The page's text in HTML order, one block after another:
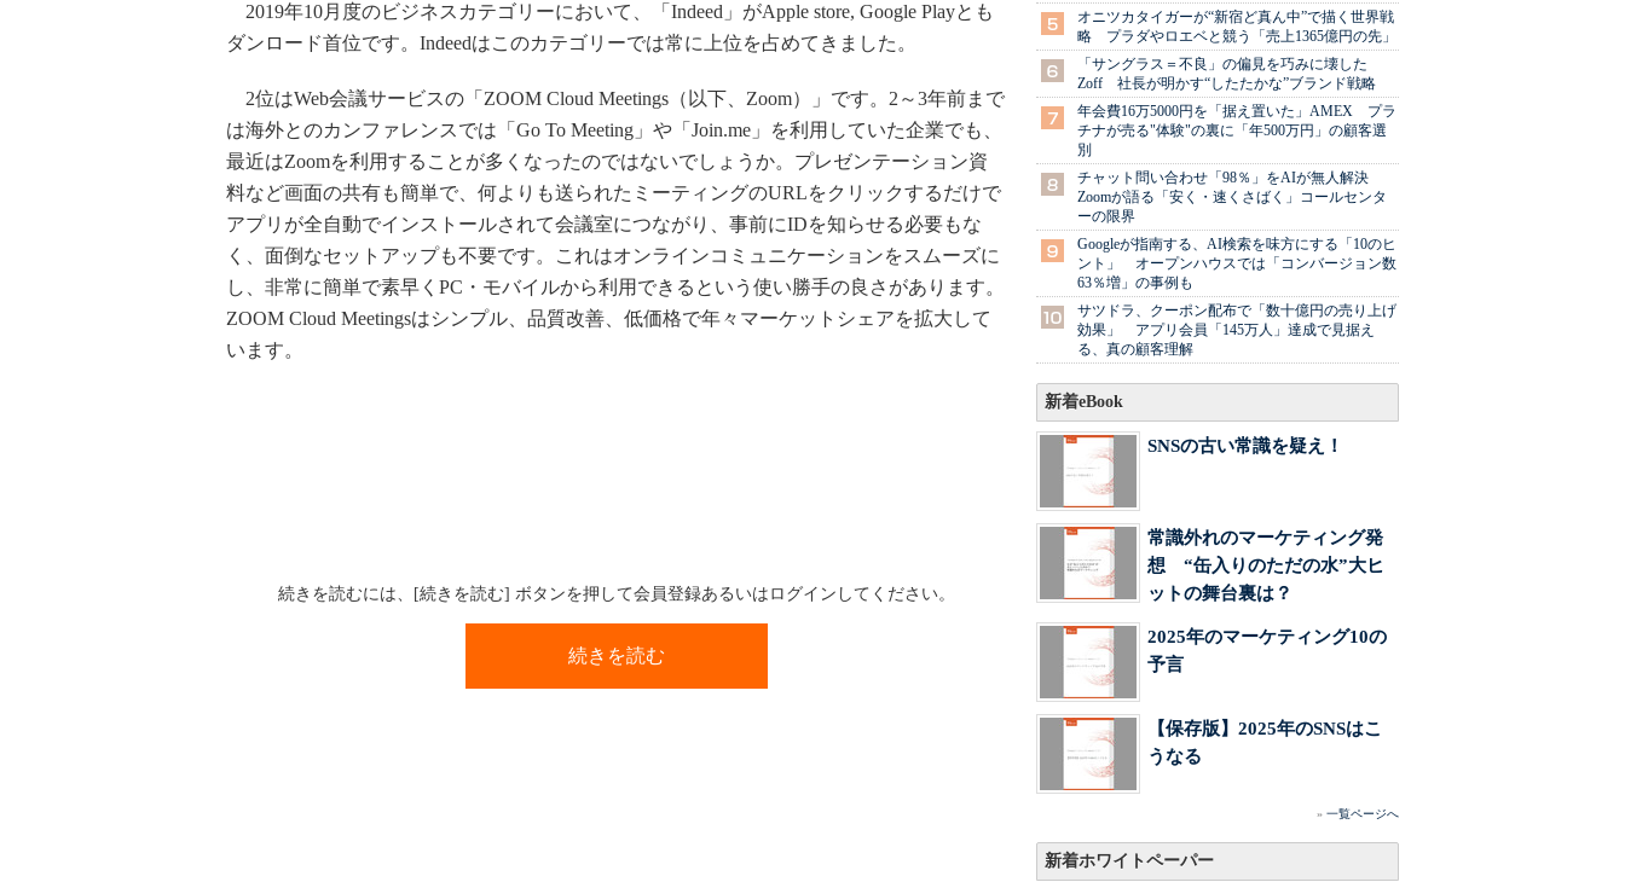
2019年10月度のビジネスカテゴリーにおいて、「Indeed」がApple store, Google Playとも
ダンロード首位です。Indeedはこのカテゴリーでは常に上位を占めてきました。
2位はWeb会議サービスの「ZOOM Cloud Meetings（以下、Zoom）」です。2～3年前まで
は海外とのカンファレンスでは「Go To Meeting」や「Join.me」を利用していた企業でも、
最近はZoomを利用することが多くなったのではないでしょうか。プレゼンテーション資
料など画面の共有も簡単で、何よりも送られたミーティングのURLをクリックするだけで
アプリが全自動でインストールされて会議室につながり、事前にIDを知らせる必要もな
く、面倒なセットアップも不要です。これはオンラインコミュニケーションをスムーズに
し、非常に簡単で素早くPC・モバイルから利用できるという使い勝手の良さがあります。
ZOOM Cloud Meetingsはシンプル、品質改善、低価格で年々マーケットシェアを拡大して
います。
続きを読むには、[続きを読む] ボタンを押して会員登録あるいはログインしてください。
続きを読む
オニツカタイガーが“新宿ど真ん中”で描く世界戦
略 プラダやロエベと競う「売上1365億円の先」
「サングラス＝不良」の偏見を巧みに壊した
Zoff 社長が明かす“したたかな”ブランド戦略
年会費16万5000円を「据え置いた」AMEX プラ
チナが売る"体験"の裏に「年500万円」の顧客選
別
チャット問い合わせ「98％」をAIが無人解決
Zoomが語る「安く・速くさばく」コールセンタ
ーの限界
Googleが指南する、AI検索を味方にする「10のヒ
ント」 オープンハウスでは「コンバージョン数
63％増」の事例も
サツドラ、クーポン配布で「数十億円の売り上げ
効果」 アプリ会員「145万人」達成で見据え
る、真の顧客理解
新着eBook
SNSの古い常識を疑え！
常識外れのマーケティング発
想 “缶入りのただの水”大ヒ
ットの舞台裏は？
2025年のマーケティング10の
予言
【保存版】2025年のSNSはこ
うなる
» 一覧ページへ
新着ホワイトペーパー